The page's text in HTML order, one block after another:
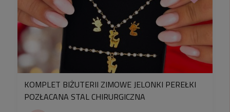
KOMPLET BIŻUTERII ZIMOWE JELONKI PEREŁKI
POZŁACANA STAL CHIRURGICZNA